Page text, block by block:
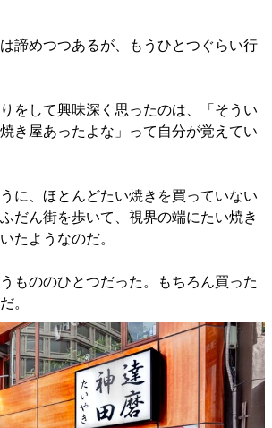
諦めつつあるが、もうひとつぐらい行
をして興味深く思ったのは、「そうい
き屋あったよな」って自分が覚えてい
に、ほとんどたい焼きを買っていない
だん街を歩いて、視界の端にたい焼き
たようなのだ。
もののひとつだった。もちろん買った
。